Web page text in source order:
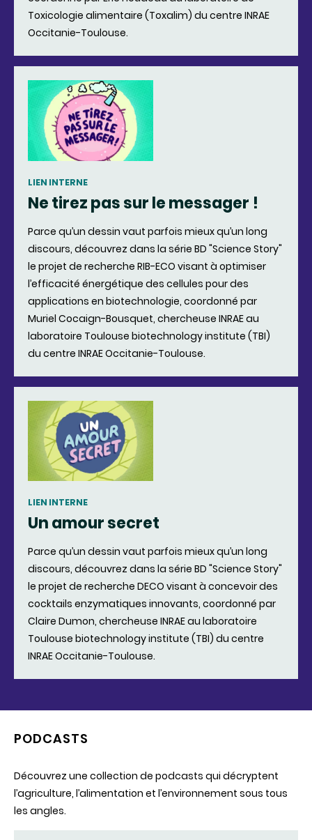
Toxicologie alimentaire (Toxalim) du centre INRAE
Occitanie-Toulouse.
LIEN INTERNE
Ne tirez pas sur le messager !
Parce qu’un dessin vaut parfois mieux qu’un long
discours, découvrez dans la série BD "Science Story"
le projet de recherche RIB-ECO visant à optimiser
l’efficacité énergétique des cellules pour des
applications en biotechnologie, coordonné par
Muriel Cocaign-Bousquet, chercheuse INRAE au
laboratoire Toulouse biotechnology institute (TBI)
du centre INRAE Occitanie-Toulouse.
LIEN INTERNE
Un amour secret
Parce qu’un dessin vaut parfois mieux qu’un long
discours, découvrez dans la série BD "Science Story"
le projet de recherche DECO visant à concevoir des
cocktails enzymatiques innovants, coordonné par
Claire Dumon, chercheuse INRAE au laboratoire
Toulouse biotechnology institute (TBI) du centre
INRAE Occitanie-Toulouse.
PODCASTS
Découvrez une collection de podcasts qui décryptent
l’agriculture, l’alimentation et l’environnement sous tous
les angles.